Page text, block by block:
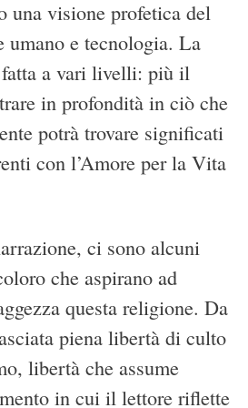
una visione profetica del
umano e tecnologia. La
fatta a vari livelli: più il
in profondità in ciò che
potrà trovare significati
con l’Amore per la Vita
ci sono alcuni
che aspirano ad
questa religione. Da
piena libertà di culto
libertà che assume
in cui il lettore riflette